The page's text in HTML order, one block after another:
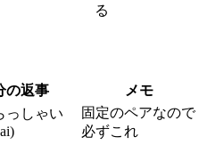
る
の返事
メモ
っしゃい
固定のペアなので
必ずこれ